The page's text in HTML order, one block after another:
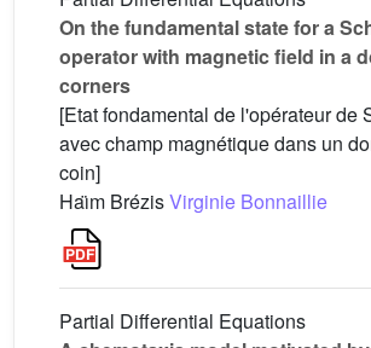
On the fundamental state for a
operator with magnetic field in a
corners
[Etat fondamental de l'opérateur de
avec champ magnétique dans un
coin]
Haı̈m BrézisVirginie Bonnaillie
Partial Differential Equations